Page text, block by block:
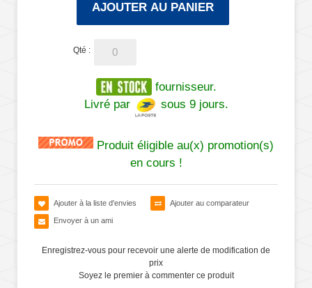
AJOUTER AU PANIER
Qté :
fournisseur.
Livré par
sous 9 jours.
Produit éligible au(x) promotion(s)
en cours !
Ajouter à la liste d'envies Ajouter au comparateur
Envoyer à un ami
Enregistrez-vous pour recevoir une alerte de modification de
prix
Soyez le premier à commenter ce produit